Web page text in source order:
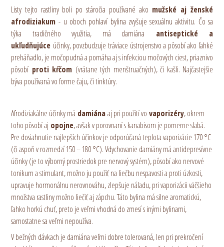
Listy tejto rastliny boli po stáročia používané ako mužské aj ženské
afrodiziakum - u oboch pohlaví bylina zvyšuje sexuálnu aktivitu. Čo sa
týka tradičného využitia, má damiána antiseptické a
ukľudňujúce účinky, povzbudzuje tráviace ústrojenstvo a pôsobí ako ľahké
preháňadlo, je močopudná a pomáha aj s infekciou močových ciest, priaznivo
pôsobí proti kŕčom (vrátane tých menštruačných), či kašli. Najčastejšie
býva používaná vo forme čaju, či tinktúry.
Afrodiziakálne účinky má damiánaaj pri použití vo vaporizéry, okrem
toho pôsobí aj opojne, avšak v porovnaní s kanabisom je pomerne slabá.
Pre dosiahnutie najlepších účinkov je odporúčaná teplota vaporizácie 170 °C
(či aspoň v rozmedzí 150 – 180 °C). Vdychovanie damiány má antidepresívne
účinky (je to výborný prostriedok pre nervový systém), pôsobí ako nervové
tonikum a stimulant, možno ju použiť na liečbu nespavosti a proti úzkosti,
upravuje hormonálnu nerovnováhu, zlepšuje náladu, pri vaporizácii väčšieho
množstva rastliny možno liečiť aj zápchu. Táto bylina má silne aromatickú,
ľahko horkú chuť, preto je veľmi vhodná do zmesí s inými bylinami,
samostatne sa veľmi nepoužíva.
V bežných dávkach je damiána veľmi dobre tolerovaná, len pri prekročení